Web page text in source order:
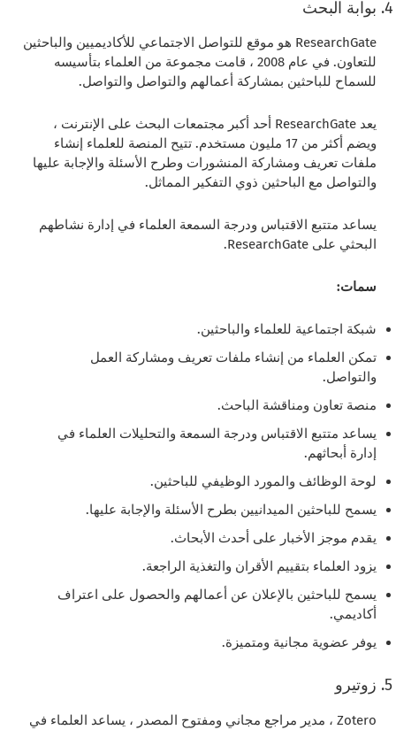
بوابة البحث
ResearchGate هو موقع للتواصل الاجتماعي للأكاديميين والباحثين
للتعاون. في عام 2008 ، قامت مجموعة من العلماء بتأسيسه
للسماح للباحثين بمشاركة أعمالهم والتواصل والتواصل.
يعد ResearchGate أحد أكبر مجتمعات البحث على الإنترنت ،
ويضم أكثر من 17 مليون مستخدم. تتيح المنصة للعلماء إنشاء
ملفات تعريف ومشاركة المنشورات وطرح الأسئلة والإجابة عليها
والتواصل مع الباحثين ذوي التفكير المماثل.
يساعد متتبع الاقتباس ودرجة السمعة العلماء في إدارة نشاطهم
البحثي على ResearchGate.
سمات:
شبكة اجتماعية للعلماء والباحثين.
تمكن العلماء من إنشاء ملفات تعريف ومشاركة العمل
والتواصل.
منصة تعاون ومناقشة الباحث.
يساعد متتبع الاقتباس ودرجة السمعة والتحليلات العلماء في
إدارة أبحاثهم.
لوحة الوظائف والمورد الوظيفي للباحثين.
يسمح للباحثين الميدانيين بطرح الأسئلة والإجابة عليها.
يقدم موجز الأخبار على أحدث الأبحاث.
يزود العلماء بتقييم الأقران والتغذية الراجعة.
يسمح للباحثين بالإعلان عن أعمالهم والحصول على اعتراف
أكاديمي.
يوفر عضوية مجانية ومتميزة.
زوتيرو
Zotero ، مدير مراجع مجاني ومفتوح المصدر ، يساعد العلماء في